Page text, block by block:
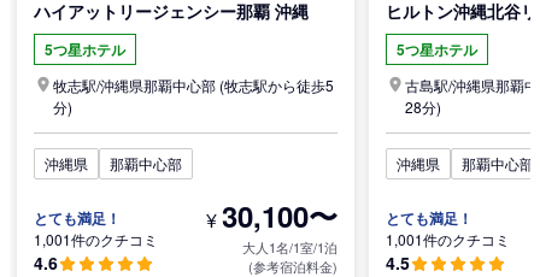
ハイアットリージェンシー那覇 沖縄
5つ星ホテル
牧志駅/沖縄県那覇中心部 (牧志駅から徒歩5
分)
沖縄県 那覇中心部
とても満足！
1,001件のクチコミ
4.6
¥30,100〜
大人1名/1室/1泊
(参考宿泊料金)
ヒルトン沖縄北谷
5つ星ホテル
古島駅/沖縄県那覇
28分)
沖縄県 那覇中心部
とても満足！
1,001件のクチコミ
4.5